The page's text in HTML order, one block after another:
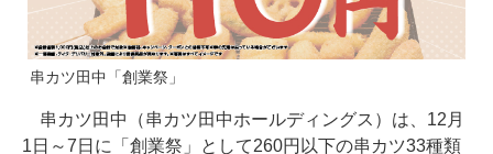
串カツ田中「創業祭」
串カツ田中（串カツ田中ホールディングス）は、12月
1日～7日に「創業祭」として260円以下の串カツ33種類